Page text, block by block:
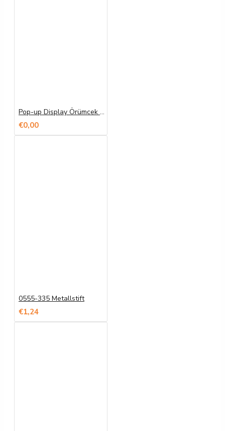
Pop-up Display Örümcek Banner Baskı
€0,00
0555-335 Metallstift
€1,24